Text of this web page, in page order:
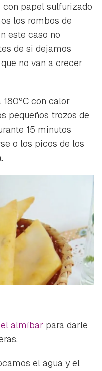
primero has de
Hogarmanía.
con papel sulfurizado
los rombos de
este caso no
de si dejamos
no van a crecer
con calor
pequeños trozos de
15 minutos
o los picos de los
almíbar para darle
el agua y el
nuestro boletín.